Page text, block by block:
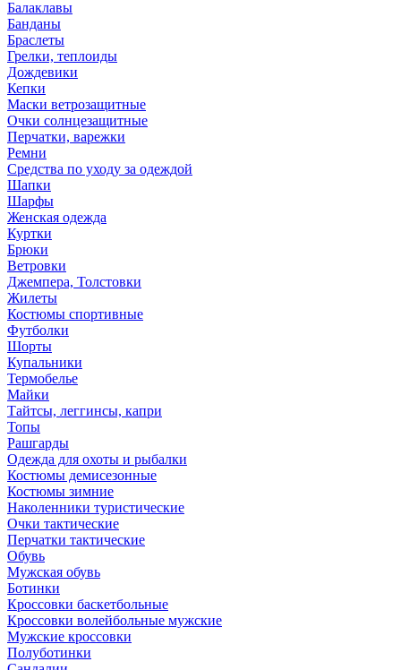
Балаклавы
Банданы
Браслеты
Грелки, теплоиды
Дождевики
Кепки
Маски ветрозащитные
Очки солнцезащитные
Перчатки, варежки
Ремни
Средства по уходу за одеждой
Шапки
Шарфы
Женская одежда
Куртки
Брюки
Ветровки
Джемпера, Толстовки
Жилеты
Костюмы спортивные
Футболки
Шорты
Купальники
Термобелье
Майки
Тайтсы, леггинсы, капри
Топы
Рашгарды
Одежда для охоты и рыбалки
Костюмы демисезонные
Костюмы зимние
Наколенники туристические
Очки тактические
Перчатки тактические
Обувь
Мужская обувь
Ботинки
Кроссовки баскетбольные
Кроссовки волейбольные мужские
Мужские кроссовки
Полуботинки